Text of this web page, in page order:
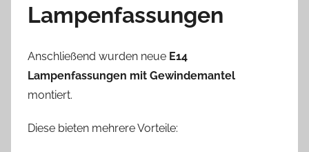
Lampenfassungen
Anschließend wurden neue E14
Lampenfassungen mit Gewindemantel
montiert.
Diese bieten mehrere Vorteile: